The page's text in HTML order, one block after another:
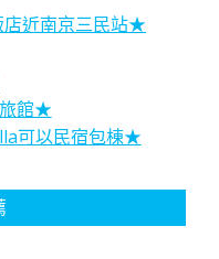
店近南京三民站★
旅館★
可以民宿包棟★